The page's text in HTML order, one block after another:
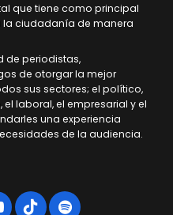
que tiene como principal
ciudadanía de manera
de periodistas,
de otorgar la mejor
sus sectores; el político,
el laboral, el empresarial y el
una experiencia
de la audiencia.